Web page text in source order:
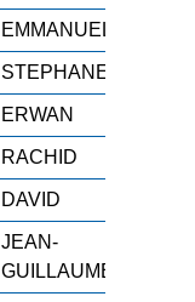
EMMANUEL
STEPHANE
ERWAN
RACHID
DAVID
JEAN-
GUILLAUME